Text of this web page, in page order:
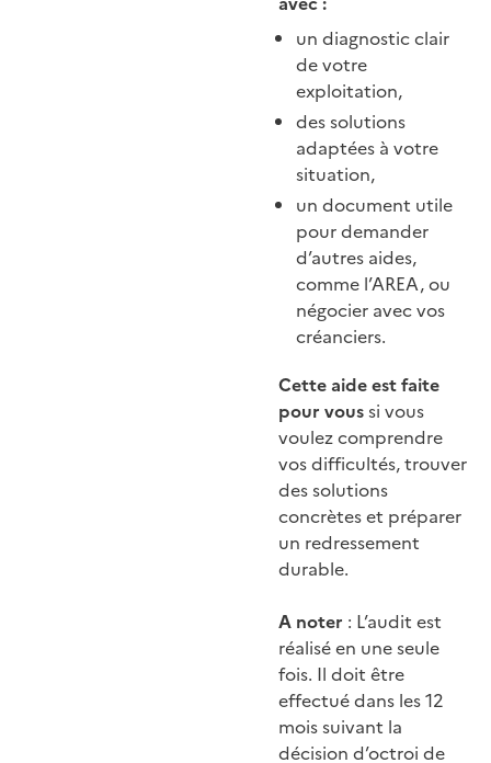
un diagnostic clair
de votre
exploitation,
des solutions
adaptées à votre
situation,
un document utile
pour demander
d’autres aides,
comme l’AREA, ou
négocier avec vos
créanciers.
Cette aide est faite
pour voussi vous
voulez comprendre
vos difficultés, trouver
des solutions
concrètes et préparer
un redressement
durable.
A noter : L’audit est
réalisé en une seule
fois. Il doit être
effectué dans les 12
mois suivant la
décision d’octroi de